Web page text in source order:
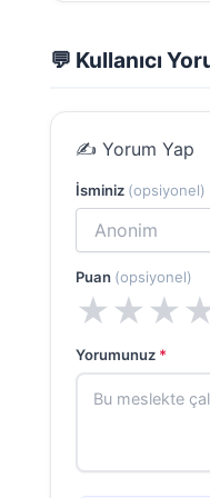
💬 Kullanıcı
✍️ Yorum Yap
İsminiz (opsiyonel)
Puan (opsiyonel)
★ ★ ★
Yorumunuz *